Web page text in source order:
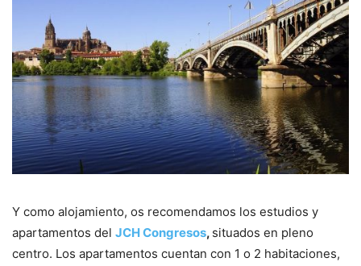
Y como alojamiento, os recomendamos los estudios y
apartamentos del JCH Congresos, situados en pleno
centro. Los apartamentos cuentan con 1 o 2 habitaciones,